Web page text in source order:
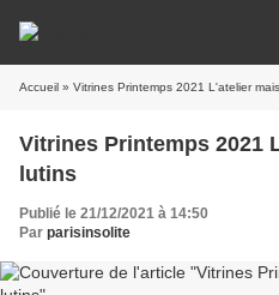
Accueil » Vitrines Printemps 2021 L'atelier
Vitrines Printemps 2021
lutins
Publié le 21/12/2021 à 14:50
Par parisinsolite